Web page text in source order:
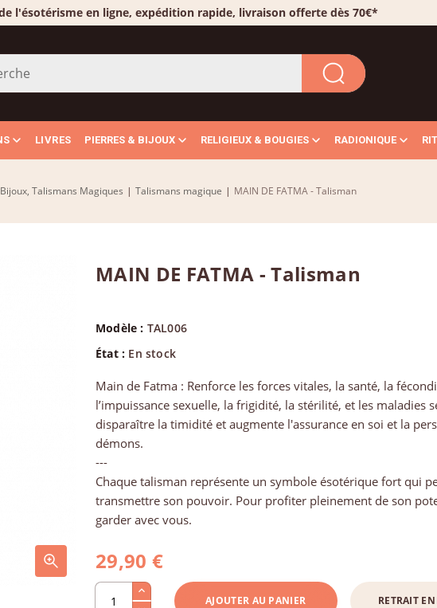
l'ésotérisme en ligne, expédition rapide, livraison offerte dès 70€*
LIVRES PIERRES & BIJOUX RELIGIEUX & BOUGIES RADIONIQUE
Bijoux, Talismans Magiques | Talismans magique | MAIN DE FATMA - Talisman
MAIN DE FATMA - Talisman
Modèle : TAL006
État : En stock
Main de Fatma : Renforce les forces vitales, la santé, la
l’impuissance sexuelle, la frigidité, la stérilité, et les maladies
disparaître la timidité et augmente l'assurance en soi et la
démons.
---
Chaque talisman représente un symbole ésotérique fort qui
transmettre son pouvoir. Pour profiter pleinement de son
garder avec vous.
29,90 €
AJOUTER AU PANIER RETRAIT